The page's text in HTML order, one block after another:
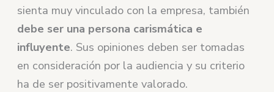
sienta muy vinculado con la empresa, también
debe ser una persona carismática e
influyente. Sus opiniones deben ser tomadas
en consideración por la audiencia y su criterio
ha de ser positivamente valorado.